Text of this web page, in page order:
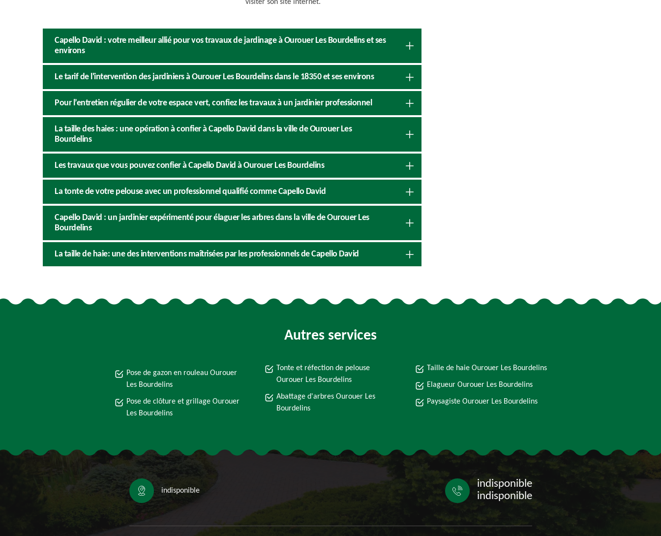
visiter son site internet.
Capello David : votre meilleur allié pour vos travaux de jardinage à Ourouer Les Bourdelins et ses
environs
Le tarif de l'intervention des jardiniers à Ourouer Les Bourdelins dans le 18350 et ses environs
Pour l’entretien régulier de votre espace vert, confiez les travaux à un jardinier professionnel
La taille des haies : une opération à confier à Capello David dans la ville de Ourouer Les
Bourdelins
Les travaux que vous pouvez confier à Capello David à Ourouer Les Bourdelins
La tonte de votre pelouse avec un professionnel qualifié comme Capello David
Capello David : un jardinier expérimenté pour élaguer les arbres dans la ville de Ourouer Les
Bourdelins
La taille de haie: une des interventions maîtrisées par les professionnels de Capello David
Autres services
Pose de gazon en rouleau Ourouer
Les Bourdelins
Pose de clôture et grillage Ourouer
Les Bourdelins
Tonte et réfection de pelouse
Ourouer Les Bourdelins
Abattage d'arbres Ourouer Les
Bourdelins
Taille de haie Ourouer Les Bourdelins
Elagueur Ourouer Les Bourdelins
Paysagiste Ourouer Les Bourdelins
indisponible
indisponible
indisponible